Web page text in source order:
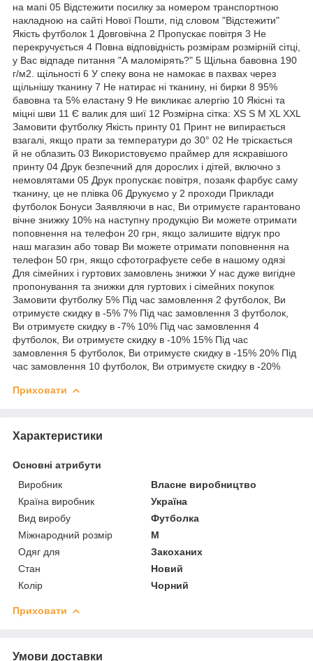
на мапі 05 Відстежити посилку за номером транспортною
накладною на сайті Нової Пошти, під словом "Відстежити"
Якість футболок 1 Довговічна 2 Пропускає повітря 3 Не
перекручується 4 Повна відповідність розмірам розмірній сітці,
у Вас відпаде питання "А маломірять?" 5 Щільна бавовна 190
г/м2. щільності 6 У спеку вона не намокає в пахвах через
щільнішу тканину 7 Не натирає ні тканину, ні бирки 8 95%
бавовна та 5% еластану 9 Не викликає алергію 10 Якісні та
міцні шви 11 Є валик для шиї 12 Розмірна сітка: XS S M XL XXL
Замовити футболку Якість принту 01 Принт не випирається
взагалі, якщо прати за температури до 30° 02 Не тріскається
й не облазить 03 Використовуємо праймер для яскравішого
принту 04 Друк безпечний для дорослих і дітей, включно з
немовлятами 05 Друк пропускає повітря, позаяк фарбує саму
тканину, це не плівка 06 Друкуємо у 2 проходи Приклади
футболок Бонуси Заявляючи в нас, Ви отримуєте гарантовано
вічне знижку 10% на наступну продукцію Ви можете отримати
поповнення на телефон 20 грн, якщо залишите відгук про
наш магазин або товар Ви можете отримати поповнення на
телефон 50 грн, якщо сфотографуєте себе в нашому одязі
Для сімейних і гуртових замовлень знижки У нас дуже вигідне
пропонування та знижки для гуртових і сімейних покупок
Замовити футболку 5% Під час замовлення 2 футболок, Ви
отримуєте скидку в -5% 7% Під час замовлення 3 футболок,
Ви отримуєте скидку в -7% 10% Під час замовлення 4
футболок, Ви отримуєте скидку в -10% 15% Під час
замовлення 5 футболок, Ви отримуєте скидку в -15% 20% Під
час замовлення 10 футболок, Ви отримуєте скидку в -20%
Приховати
Характеристики
Основні атрибути
Виробник
Власне виробництво
Країна виробник
Україна
Вид виробу
Футболка
Міжнародний розмір
M
Одяг для
Закоханих
Стан
Новий
Колір
Чорний
Приховати
Умови доставки